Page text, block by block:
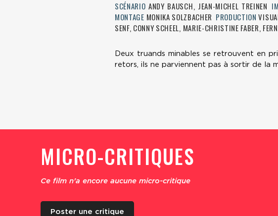
SCÉNARIO ANDY BAUSCH, JEAN-MICHEL TREINEN
MONTAGE MONIKA SOLZBACHER PRODUCTION
SENF, CONNY SCHEEL, MARIE-CHRISTINE FABER,
Deux truands minables se retrouvent en
retors, ils ne parviennent pas à sortir de
MICRO-CRITIQUES
Ce film n'a encore aucune micro-critique
Poster une critique